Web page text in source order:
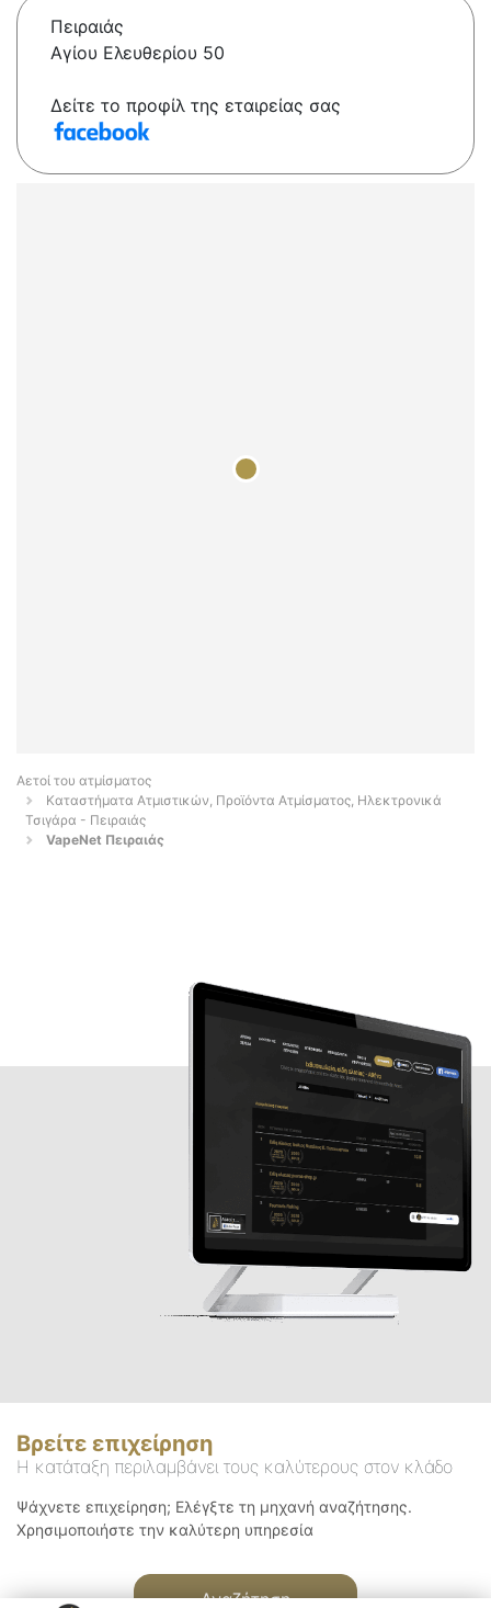
Πειραιάς
Αγίου Ελευθερίου 50
Δείτε το προφίλ της εταιρείας σας
Αετοί του ατμίσματος
Καταστήματα Ατμιστικών, Προϊόντα Ατμίσματος, Ηλεκτρονικά
Τσιγάρα - Πειραιάς
VapeNet Πειραιάς
Βρείτε επιχείρηση
Η κατάταξη περιλαμβάνει τους καλύτερους στον κλάδο
Ψάχνετε επιχείρηση; Ελέγξτε τη μηχανή αναζήτησης.
Χρησιμοποιήστε την καλύτερη υπηρεσία
Αναζήτηση